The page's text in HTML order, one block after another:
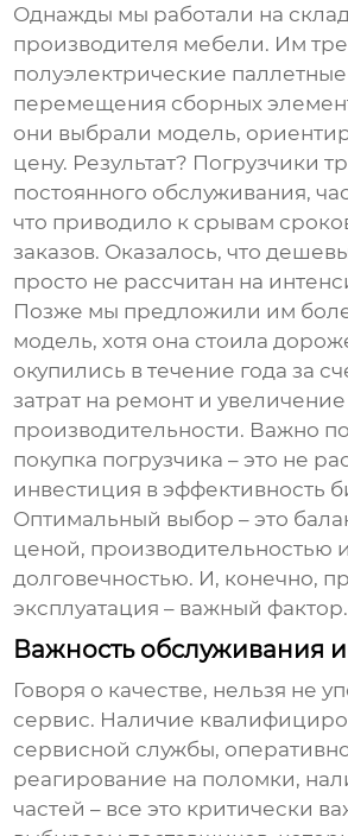
Однажды мы работали на
производителя мебели. Им
полуэлектрические
перемещения сборных
они выбрали модель,
цену. Результат? Погрузчики
постоянного обслуживания,
что приводило к срывам
заказов. Оказалось, что
просто не рассчитан на
Позже мы предложили им
модель, хотя она стоила
окупились в течение года за
затрат на ремонт и увеличение
производительности. Важно
покупка погрузчика – это не
инвестиция в эффективность
Оптимальный выбор – это
ценой, производительностью и
долговечностью. И, конечно,
эксплуатация – важный фактор.
Важность обслуживания
Говоря о качестве, нельзя не
сервис. Наличие
сервисной службы,
реагирование на поломки,
частей – все это критически